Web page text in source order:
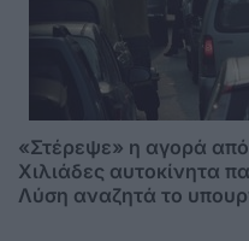
«Στέρεψε» η αγορά
Χιλιάδες αυτοκίνητα
Λύση αναζητά το